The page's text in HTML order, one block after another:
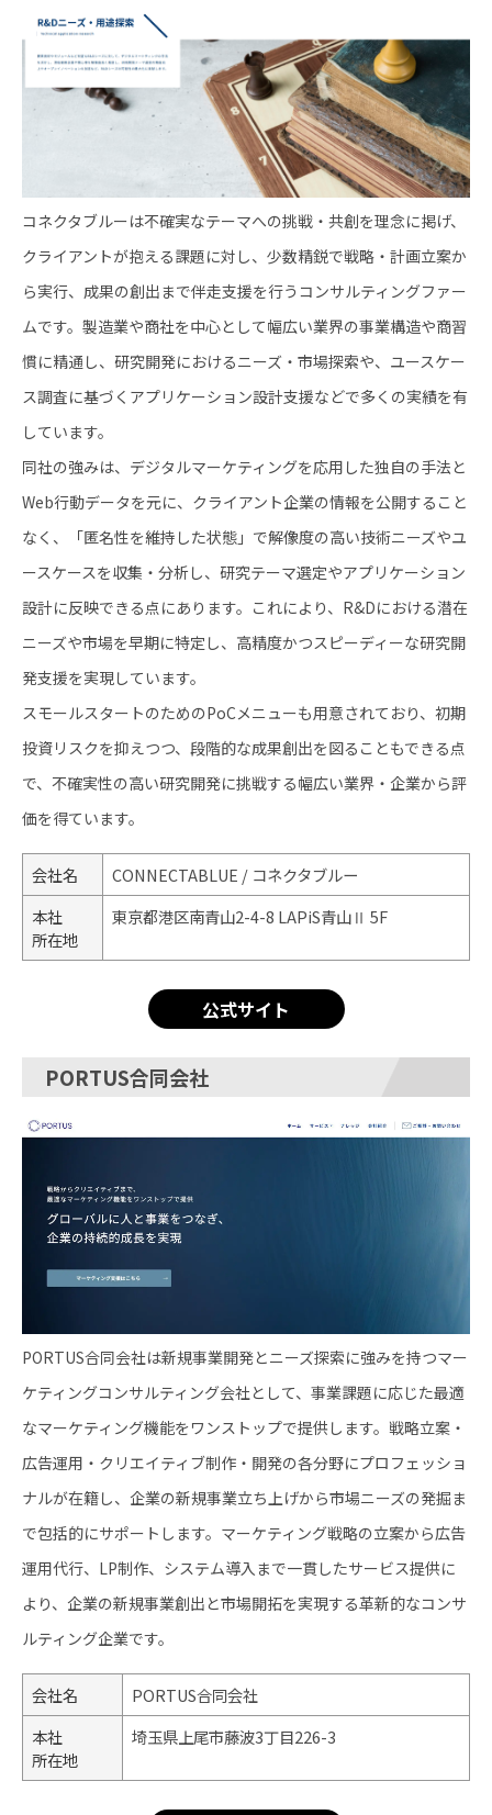
コネクタブルーは不確実なテーマへの挑戦・共創を理念に掲げ、
クライアントが抱える課題に対し、少数精鋭で戦略・計画立案か
ら実行、成果の創出まで伴走支援を行うコンサルティングファー
ムです。製造業や商社を中心として幅広い業界の事業構造や商習
慣に精通し、研究開発におけるニーズ・市場探索や、ユースケー
ス調査に基づくアプリケーション設計支援などで多くの実績を有
しています。
同社の強みは、デジタルマーケティングを応用した独自の手法と
Web行動データを元に、クライアント企業の情報を公開すること
なく、「匿名性を維持した状態」で解像度の高い技術ニーズやユ
ースケースを収集・分析し、研究テーマ選定やアプリケーション
設計に反映できる点にあります。これにより、R&Dにおける潜在
ニーズや市場を早期に特定し、高精度かつスピーディーな研究開
発支援を実現しています。
スモールスタートのためのPoCメニューも用意されており、初期
投資リスクを抑えつつ、段階的な成果創出を図ることもできる点
で、不確実性の高い研究開発に挑戦する幅広い業界・企業から評
価を得ています。
会社名
CONNECTABLUE / コネクタブルー
本社
所在地
東京都港区南青山2-4-8 LAPiS青山Ⅱ 5F
公式サイト
PORTUS合同会社
PORTUS合同会社は新規事業開発とニーズ探索に強みを持つマー
ケティングコンサルティング会社として、事業課題に応じた最適
なマーケティング機能をワンストップで提供します。戦略立案・
広告運用・クリエイティブ制作・開発の各分野にプロフェッショ
ナルが在籍し、企業の新規事業立ち上げから市場ニーズの発掘ま
で包括的にサポートします。マーケティング戦略の立案から広告
運用代行、LP制作、システム導入まで一貫したサービス提供に
より、企業の新規事業創出と市場開拓を実現する革新的なコンサ
ルティング企業です。
会社名
PORTUS合同会社
本社
所在地
埼玉県上尾市藤波3丁目226-3